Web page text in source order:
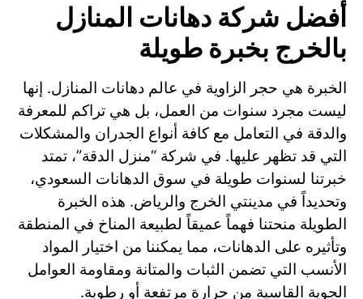
أفضل شركة دهانات المنازل
بالخرج بخبرة طويلة
الخبرة هي حجر الزاوية في عالم دهانات المنازل. إنها
ليست مجرد سنوات من العمل، بل هي تراكم للمعرفة
والدقة في التعامل مع كافة أنواع الجدران والمشكلات
التي قد تظهر عليها. في شركة “منزل الدقة”، تمتد
خبرتنا لسنوات طويلة في سوق الدهانات السعودي،
وتحديداً في مدينتي الخرج والرياض. هذه الخبرة
الطويلة منحتنا فهماً عميقاً لطبيعة المناخ في المنطقة
وتأثيره على الدهانات، مما يمكننا من اختيار المواد
الأنسب التي تضمن الثبات والمتانة ومقاومة العوامل
الجوية القاسية من حرارة مرتفعة أو رطوبة.